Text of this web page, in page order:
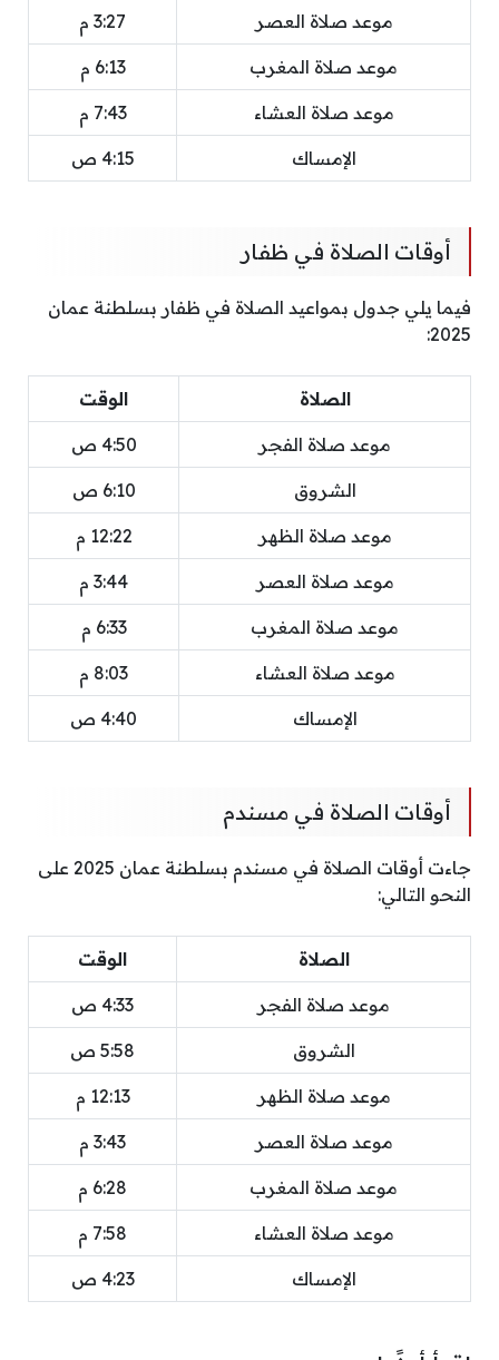
موعد صلاة العصر 3:27 م
موعد صلاة المغرب 6:13 م
موعد صلاة العشاء 7:43 م
الإمساك 4:15 ص
أوقات الصلاة في ظفار
فيما يلي جدول بمواعيد الصلاة في ظفار بسلطنة عمان
2025:
الصلاة الوقت
موعد صلاة الفجر 4:50 ص
الشروق 6:10 ص
موعد صلاة الظهر 12:22 م
موعد صلاة العصر 3:44 م
موعد صلاة المغرب 6:33 م
موعد صلاة العشاء 8:03 م
الإمساك 4:40 ص
أوقات الصلاة في مسندم
جاءت أوقات الصلاة في مسندم بسلطنة عمان 2025 على
النحو التالي:
الصلاة الوقت
موعد صلاة الفجر 4:33 ص
الشروق 5:58 ص
موعد صلاة الظهر 12:13 م
موعد صلاة العصر 3:43 م
موعد صلاة المغرب 6:28 م
موعد صلاة العشاء 7:58 م
الإمساك 4:23 ص